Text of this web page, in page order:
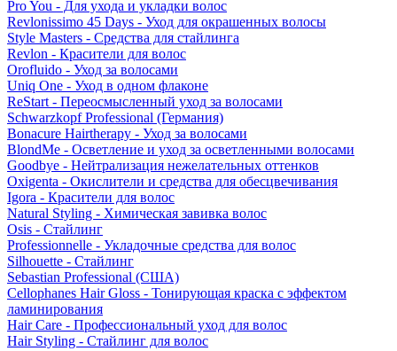
Pro You - Для ухода и укладки волос
Revlonissimo 45 Days - Уход для окрашенных волосы
Style Masters - Средства для стайлинга
Revlon - Красители для волос
Orofluido - Уход за волосами
Uniq One - Уход в одном флаконе
ReStart - Переосмысленный уход за волосами
Schwarzkopf Professional (Германия)
Bonacure Hairtherapy - Уход за волосами
BlondMe - Осветление и уход за осветленными волосами
Goodbye - Нейтрализация нежелательных оттенков
Oxigenta - Окислители и средства для обесцвечивания
Igora - Красители для волос
Natural Styling - Химическая завивка волос
Osis - Стайлинг
Professionnelle - Укладочные средства для волос
Silhouette - Стайлинг
Sebastian Professional (США)
Cellophanes Hair Gloss - Тонирующая краска с эффектом
ламинирования
Hair Care - Профессиональный уход для волос
Hair Styling - Стайлинг для волос